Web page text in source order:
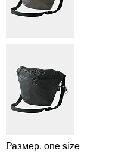
Размер: one size